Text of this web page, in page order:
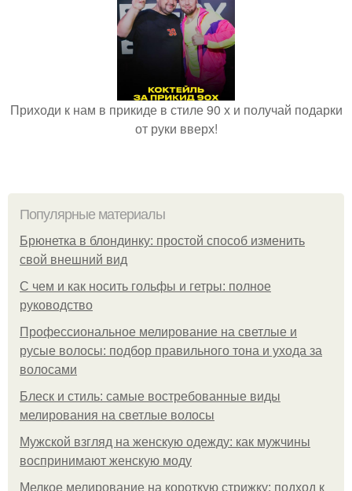
Приходи к нам в прикиде в стиле 90 х и получай подарки
от руки вверх!
Популярные материалы
Брюнетка в блондинку: простой способ изменить
свой внешний вид
С чем и как носить гольфы и гетры: полное
руководство
Профессиональное мелирование на светлые и
русые волосы: подбор правильного тона и ухода за
волосами
Блеск и стиль: самые востребованные виды
мелирования на светлые волосы
Мужской взгляд на женскую одежду: как мужчины
воспринимают женскую моду
Мелкое мелирование на короткую стрижку: подход к